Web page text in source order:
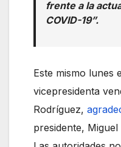
frente a la
COVID-19”.
Este mismo lunes
vicepresidenta
Rodríguez,
presidente,